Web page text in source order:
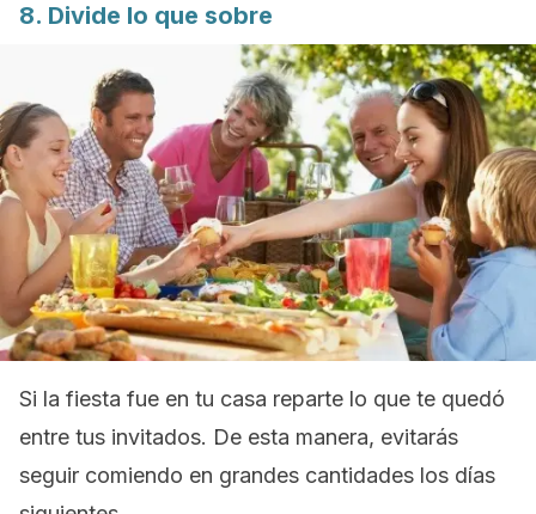
8. Divide lo que sobre
Si la fiesta fue en tu casa reparte lo que te quedó
entre tus invitados. De esta manera, evitarás
seguir comiendo en grandes cantidades los días